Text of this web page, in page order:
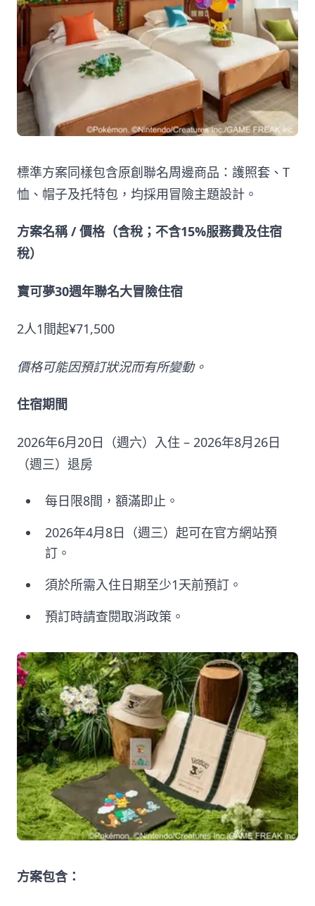
標準方案同樣包含原創聯名周邊商品：護照套、T
恤、帽子及托特包，均採用冒險主題設計。
方案名稱 / 價格（含稅；不含15%服務費及住宿
稅）
寶可夢30週年聯名大冒險住宿
2人1間起¥71,500
價格可能因預訂狀況而有所變動。
住宿期間
2026年6月20日（週六）入住 – 2026年8月26日
（週三）退房
每日限8間，額滿即止。
2026年4月8日（週三）起可在官方網站預
訂。
須於所需入住日期至少1天前預訂。
預訂時請查閱取消政策。
方案包含：